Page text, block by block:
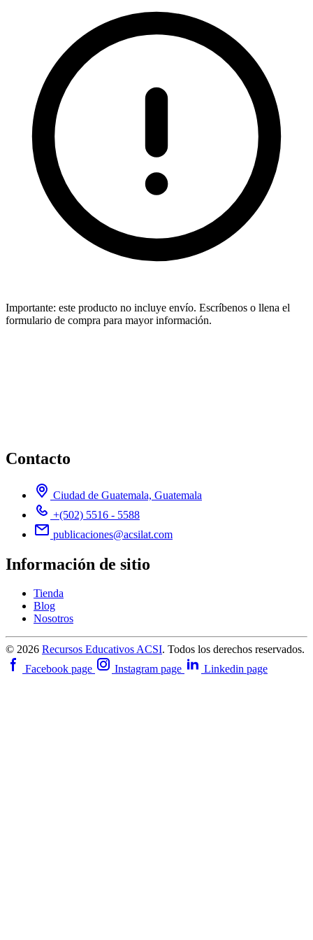
Importante: este producto no incluye envío. Escríbenos o llena el
formulario de compra para mayor información.
Contacto
Ciudad de Guatemala, Guatemala
+(502) 5516 - 5588
publicaciones@acsilat.com
Información de sitio
Tienda
Blog
Nosotros
© 2026 Recursos Educativos ACSI. Todos los derechos reservados.
Facebook page
Instagram page Linkedin page